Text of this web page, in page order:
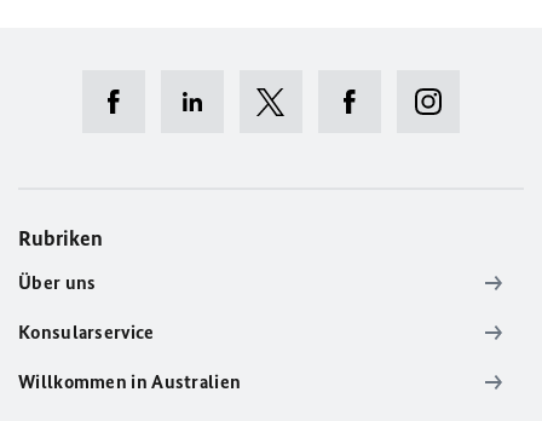
Rubriken
Über uns
Konsularservice
Willkommen in Australien